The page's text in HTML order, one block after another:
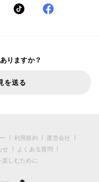
りますか？
を送る
利用規約
運営会社
せ
よくある質問
しむために